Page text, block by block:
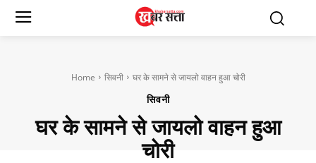
Home सिवनी घर के सामने से जायलो वाहन हुआ चोरी
सिवनी
घर के सामने से जायलो वाहन हुआ
चोरी